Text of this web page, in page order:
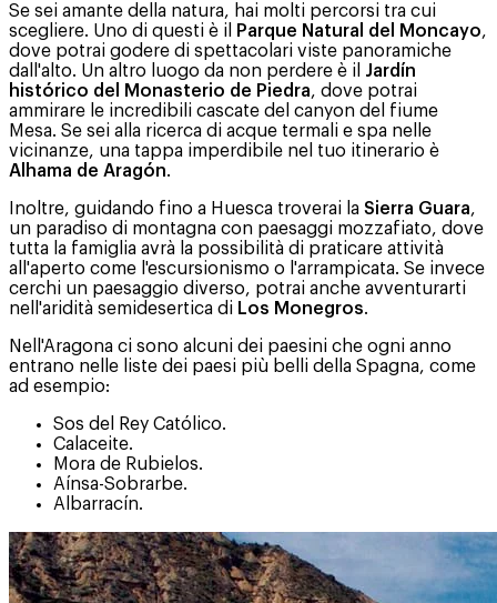
Se sei amante della natura, hai molti percorsi tra cui
scegliere. Uno di questi è il
Parque Natural del Moncayo,
dove potrai godere di spettacolari viste panoramiche
dall'alto. Un altro luogo da non perdere è il Jardín
histórico del Monasterio de Piedra, dove potrai
ammirare le incredibili cascate del canyon del fiume
Mesa. Se sei alla ricerca di acque termali e spa nelle
vicinanze, una tappa imperdibile nel tuo itinerario è
Alhama de Aragón.
Inoltre, guidando fino a Huesca troverai la Sierra Guara,
un paradiso di montagna con paesaggi mozzafiato, dove
tutta la famiglia avrà la possibilità di praticare attività
all'aperto come l'escursionismo o l'arrampicata. Se invece
cerchi un paesaggio diverso, potrai anche avventurarti
nell'aridità semidesertica di Los Monegros.
Nell'Aragona ci sono alcuni dei paesini che ogni anno
entrano nelle liste dei paesi più belli della Spagna, come
ad esempio:
Sos del Rey Católico.
Calaceite.
Mora de Rubielos.
Aínsa-Sobrarbe.
Albarracín.